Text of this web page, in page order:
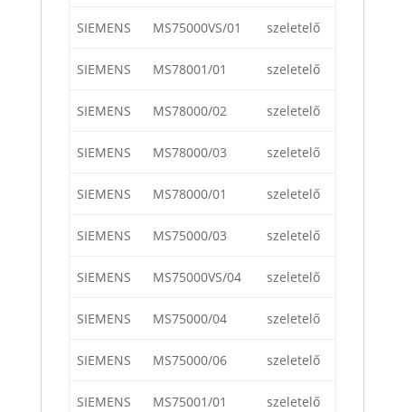
SIEMENS MS75000VS/01 szeletelő
SIEMENS MS78001/01 szeletelő
SIEMENS MS78000/02 szeletelő
SIEMENS MS78000/03 szeletelő
SIEMENS MS78000/01 szeletelő
SIEMENS MS75000/03 szeletelő
SIEMENS MS75000VS/04 szeletelő
SIEMENS MS75000/04 szeletelő
SIEMENS MS75000/06 szeletelő
SIEMENS MS75001/01 szeletelő